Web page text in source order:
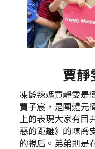
賈靜
凍齡辣媽賈靜雯是
賈子宸，是團體元
上的表現大家有目
惡的距離》的陳喬
的視后。弟弟則是